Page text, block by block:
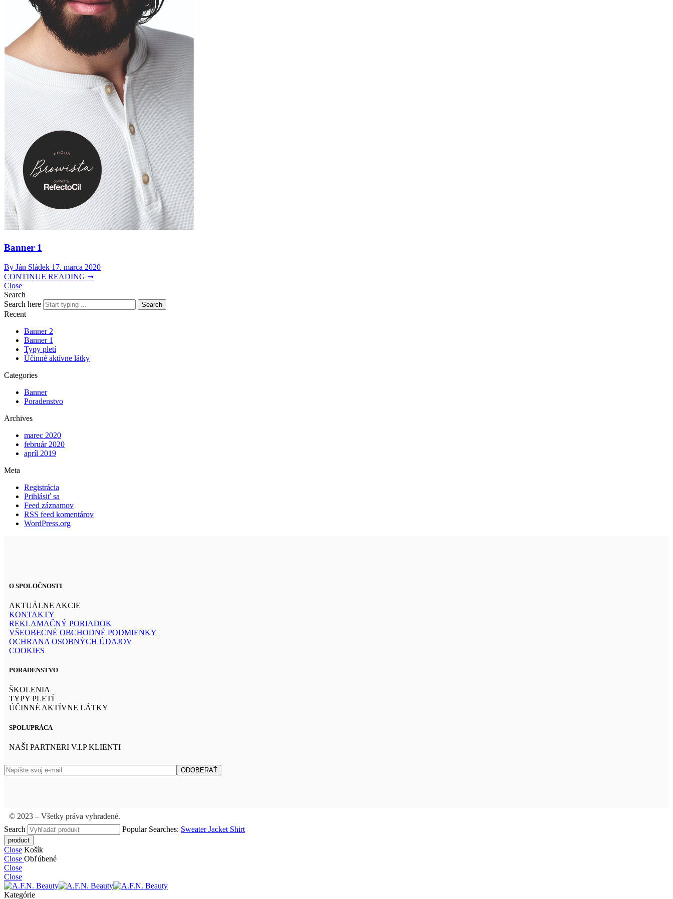
Banner 1
By Ján Sládek 17. marca 2020
CONTINUE READING ➞
Close
Search
Search here
Search
Recent
Banner 2
Banner 1
Typy pletí
Účinné aktívne látky
Categories
Banner
Poradenstvo
Archives
marec 2020
február 2020
apríl 2019
Meta
Registrácia
Prihlásiť sa
Feed záznamov
RSS feed komentárov
WordPress.org
O SPOLOČNOSTI
AKTUÁLNE AKCIE
KONTAKTY
REKLAMAČNÝ PORIADOK
VŠEOBECNÉ OBCHODNÉ PODMIENKY
OCHRANA OSOBNÝCH ÚDAJOV
COOKIES
PORADENSTVO
ŠKOLENIA
TYPY PLETÍ
ÚČINNÉ AKTÍVNE LÁTKY
SPOLUPRÁCA
NAŠI PARTNERI V.I.P KLIENTI
© 2023 – Všetky práva vyhradené.
Search
Popular Searches: SweaterJacket Shirt
Close Košík
Close Obľúbené
Close
Close
Kategórie